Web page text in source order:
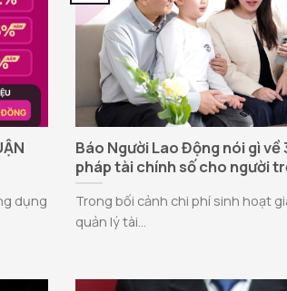
dụng
Báo Người Lao Động nói gì về
pháp tài chính số cho người
Trong bối cảnh chi phí sinh hoạt
quản lý tài...